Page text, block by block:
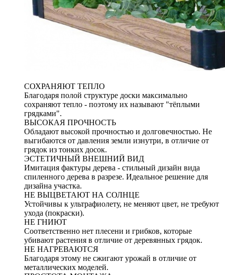
СОХРАНЯЮТ ТЕПЛО
Благодаря полой структуре доски максимально
сохраняют тепло - поэтому их называют "тёплыми
грядками".
ВЫСОКАЯ ПРОЧНОСТЬ
Обладают высокой прочностью и долговечностью. Не
выгибаются от давления земли изнутри, в отличие от
грядок из тонких досок.
ЭСТЕТИЧНЫЙ ВНЕШНИЙ ВИД
Имитация фактуры дерева - стильный дизайн вида
спиленного дерева в разрезе. Идеальное решение для
дизайна участка.
НЕ ВЫЦВЕТАЮТ НА СОЛНЦЕ
Устойчивы к ультрафиолету, не меняют цвет, не требуют
ухода (покраски).
НЕ ГНИЮТ
Соответственно нет плесени и грибков, которые
убивают растения в отличие от деревянных грядок.
НЕ НАГРЕВАЮТСЯ
Благодаря этому не сжигают урожай в отличие от
металлических моделей.